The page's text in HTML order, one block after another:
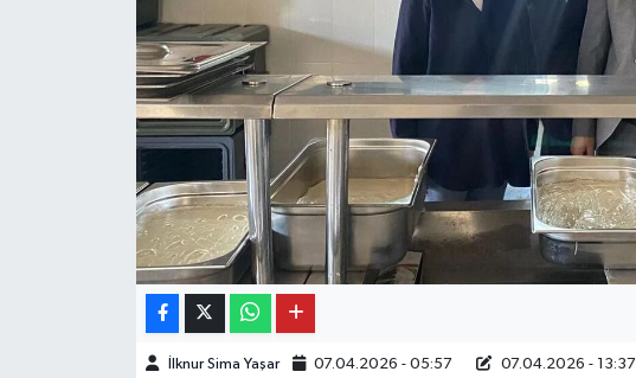
İlknur Sima Yaşar 07.04.2026 - 05:57 07.04.2026 - 13:37